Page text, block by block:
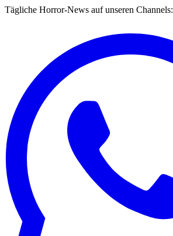
Tägliche Horror-News auf unseren Channels: